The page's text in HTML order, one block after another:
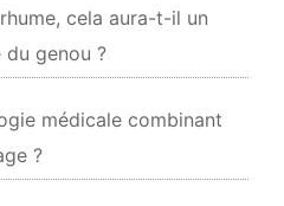
cela aura-t-il un
genou ?
médicale combinant
?